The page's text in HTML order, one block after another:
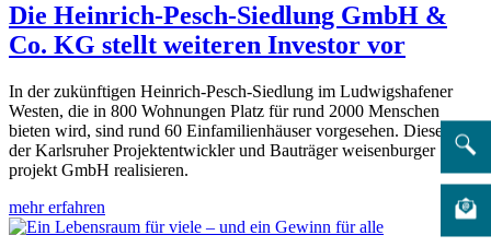
Die Heinrich-Pesch-Siedlung GmbH &
Co. KG stellt weiteren Investor vor
In der zukünftigen Heinrich-Pesch-Siedlung im Ludwigshafener
Westen, die in 800 Wohnungen Platz für rund 2000 Menschen
bieten wird, sind rund 60 Einfamilienhäuser vorgesehen. Diese wird
der Karlsruher Projektentwickler und Bauträger weisenburger
projekt GmbH realisieren.
mehr erfahren